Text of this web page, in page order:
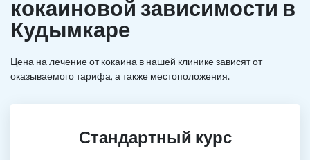
кокаиновой зависимости в
Кудымкаре
Цена на лечение от кокаина в нашей клинике зависят от
оказываемого тарифа, а также местоположения.
Стандартный курс